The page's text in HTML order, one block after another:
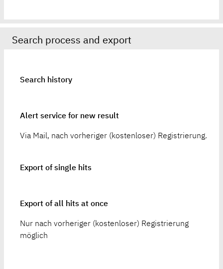
Search process and export
Search history
Alert service for new result
Via Mail, nach vorheriger (kostenloser) Registrierung.
Export of single hits
Export of all hits at once
Nur nach vorheriger (kostenloser) Registrierung
möglich